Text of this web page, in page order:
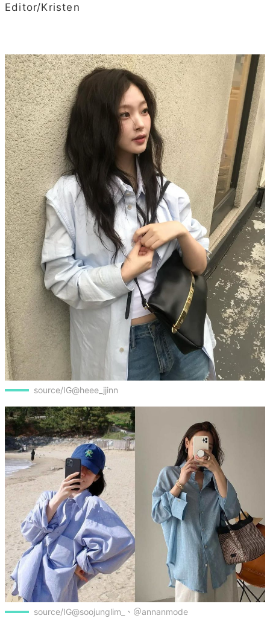
Editor/Kristen
source/IG@heee_jjinn
source/IG@soojunglim_、＠annanmode